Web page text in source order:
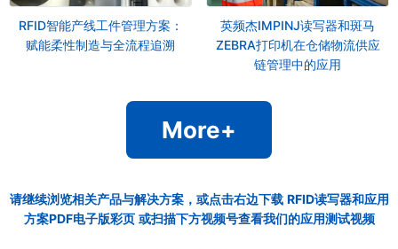
RFID智能产线工件管理方案：
赋能柔性制造与全流程追溯
英频杰IMPINJ读写器和斑马
ZEBRA打印机在仓储物流供应
链管理中的应用
More+
请继续浏览相关产品与解决方案，或点击右边下载 RFID读写器和应用
方案PDF电子版彩页 或扫描下方视频号查看我们的应用测试视频